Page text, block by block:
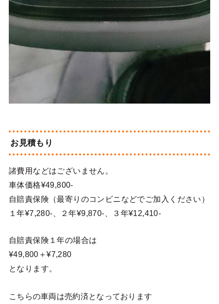
お見積もり
諸費用などはございません。
車体価格¥49,800-
自賠責保険（最寄りのコンビニなどでご加入ください）
１年¥7,280-、２年¥9,870-、３年¥12,410-
自賠責保険１年の場合は
¥49,800＋¥7,280
となります。
こちらの車両は売約済となっております